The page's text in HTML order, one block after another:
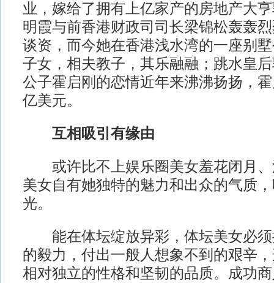
业，嫁给了拥有上亿家产的房地产大
明霞与前香港财政司司长梁锦松轰轰
谈资，而今她在香港浅水湾的一座别
子女，相夫教子，其乐融融；跳水皇
公子霍启刚的恋情近年来沸沸扬扬，
亿美元。
互相吸引有缘由
或许比不上娱乐圈美女羞花闭月、
美女自有她独特的魅力和出众的气质
光。
能在体坛绽放异彩，体坛美女必须
的毅力，付出一般人想象不到的艰辛
相对独立的性格和坚韧的品质。成功